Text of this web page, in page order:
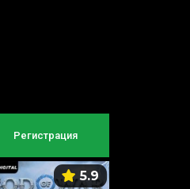
Регистрация
5.9